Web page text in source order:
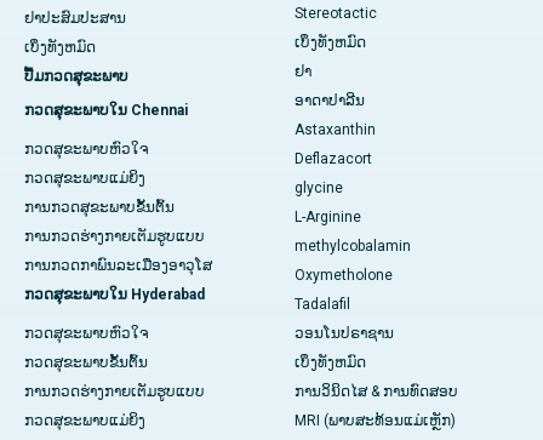
ຢາປະສົມປະສານ
ເບິ່ງທັງຫມົດ
ປື້ມກວດສຸຂະພາບ
ກວດສຸຂະພາບໃນ Chennai
ກວດສຸຂະພາບຫົວໃຈ
ກວດສຸຂະພາບແມ່ຍິງ
ການກວດສຸຂະພາບຂັ້ນຕົ້ນ
ການກວດຮ່າງກາຍເຕັມຮູບແບບ
ການກວດກາພົນລະເມືອງອາວຸໂສ
ກວດສຸຂະພາບໃນ Hyderabad
ກວດສຸຂະພາບຫົວໃຈ
ກວດສຸຂະພາບຂັ້ນຕົ້ນ
ການກວດຮ່າງກາຍເຕັມຮູບແບບ
ກວດສຸຂະພາບແມ່ຍິງ
Stereotactic
ເບິ່ງທັງຫມົດ
ຢາ
ອາດາປາລີນ
Astaxanthin
Deflazacort
glycine
L-Arginine
methylcobalamin
Oxymetholone
Tadalafil
ວອນໂນປຣາຊານ
ເບິ່ງທັງຫມົດ
ການວິນິດໄສ & ການທົດສອບ
MRI (ພາບສະທ້ອນແມ່ເຫຼັກ)